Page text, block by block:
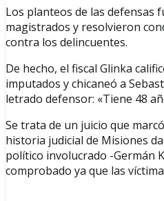
Los planteos de las defensas
magistrados y resolvieron
contra los delincuentes.
De hecho, el fiscal Glinka
imputados y chicaneó a
letrado defensor: «Tiene 48
Se trata de un juicio que
historia judicial de Misiones
político involucrado -Germán
comprobado ya que las